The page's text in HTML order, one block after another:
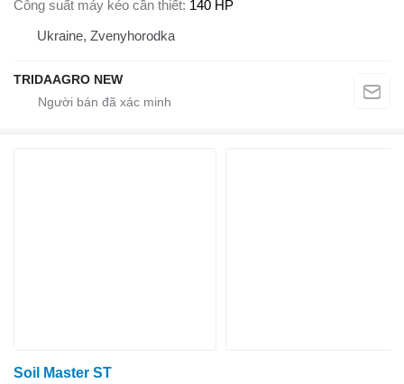
Công suất máy kéo cần thiết 140 HP
Ukraine, Zvenyhorodka
TRIDAAGRO NEW
Soil Master ST